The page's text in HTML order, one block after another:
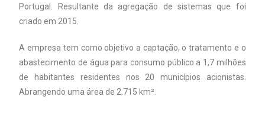
Portugal. Resultante da agregação de sistemas que foi
criado em 2015.
A empresa tem como objetivo a captação, o tratamento e o
abastecimento de água para consumo público a 1,7 milhões
de habitantes residentes nos 20 municípios acionistas.
Abrangendo uma área de 2.715 km².